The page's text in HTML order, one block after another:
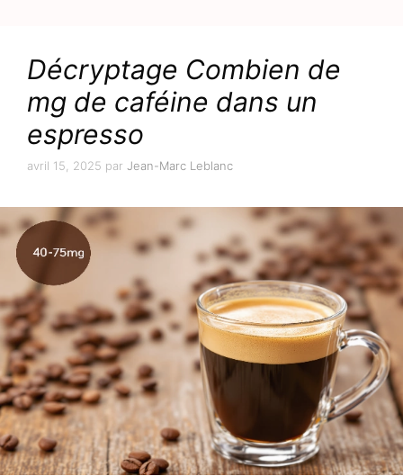
Décryptage Combien de
mg de caféine dans un
espresso
avril 15, 2025 par Jean-Marc Leblanc